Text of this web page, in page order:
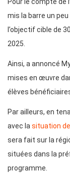
Pour le compte de
mis la barre un
l’objectif cible de
2025.
Ainsi, a annoncé
mises en œuvre
élèves
Par ailleurs, en
avec lasituation
sera fait sur la
situées dans la
programme.